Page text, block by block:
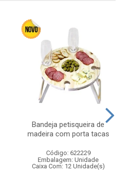
Bandeja petisqueira de
madeira com porta tacas
Código: 622229
Embalagem: Unidade
Caixa Com: 12 Unidade(s)